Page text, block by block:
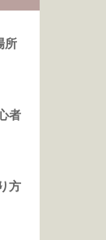
所
者
方